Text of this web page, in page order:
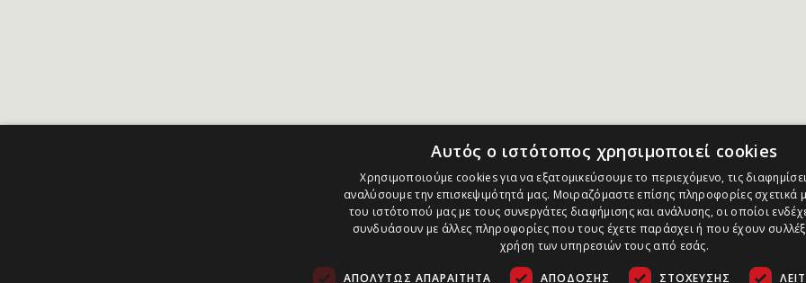
Αυτός ο ιστότοπος χρησιμοποιεί cookies
Χρησιμοποιούμε cookies για να εξατομικεύσουμε το περιεχόμενο, τις
αναλύσουμε την επισκεψιμότητά μας. Μοιραζόμαστε επίσης πληροφορίες σχετικά
του ιστότοπού μας με τους συνεργάτες διαφήμισης και ανάλυσης, οι οποίοι
συνδυάσουν με άλλες πληροφορίες που τους έχετε παράσχει ή που έχουν
χρήση των υπηρεσιών τους από εσάς.
ΑΠΟΛΎΤΩΣ ΑΠΑΡΑΊΤΗΤΑ ΑΠΌΔΟΣΗΣ ΣΤΌΧΕΥΣΗΣ